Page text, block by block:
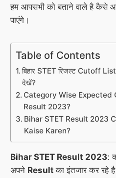
हम आपसभी को बताने वाले है कैसे
पाएंगे।
Table of Contents
बिहार STET रिजल्ट Cutoff
देखें?
Category Wise Expected
Result 2023?
Bihar STET Result 2023
Kaise Karen?
Bihar STET Result 2023:
अपने Resultका इंतजार कर रहे